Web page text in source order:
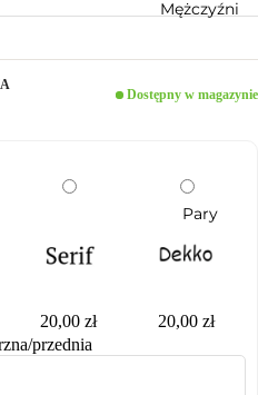
Mężczyźni
Pary
Dostępny w magazynie
20,00 zł
20,00 zł
przednia